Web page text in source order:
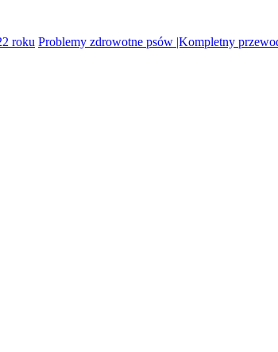
roku Problemy zdrowotne psów |Kompletny